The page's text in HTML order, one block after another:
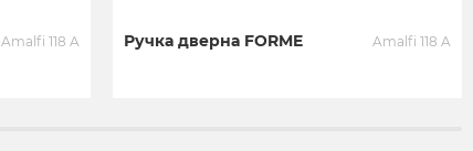
Amalfi 118 A Ручка дверна FORME Amalfi 118 A